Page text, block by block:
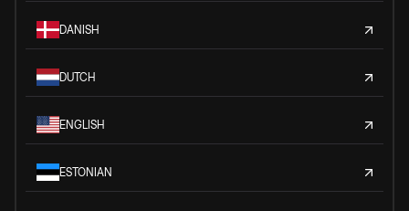
DANISH
DUTCH
ENGLISH
ESTONIAN